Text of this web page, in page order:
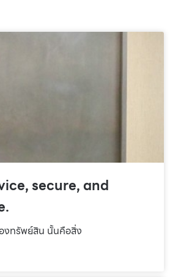
secure, and
งทรัพย์สิน นั้นคือสิ่ง